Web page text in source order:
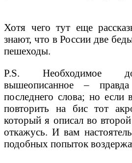
Хотя чего тут еще
знают, что в России две
пешеходы.
P.S. Необходимое
вышеописанное –
последнего слова; но если
повторить на бис тот
который я описал во второй
откажусь. И вам
подобных попыток